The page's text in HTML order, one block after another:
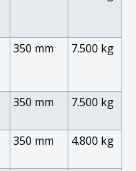
350 mm 7.500 kg
350 mm 7.500 kg
350 mm 4.800 kg